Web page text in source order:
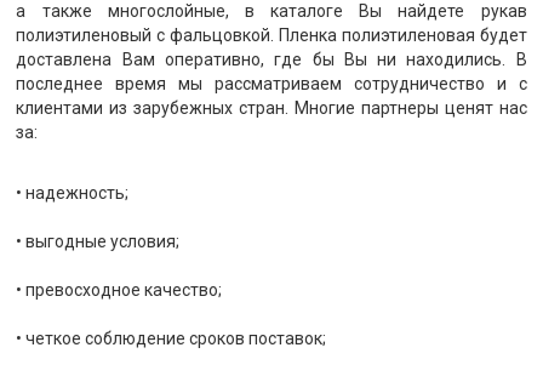
а также многослойные, в каталоге Вы найдете рукав
полиэтиленовый с фальцовкой. Пленка полиэтиленовая будет
доставлена Вам оперативно, где бы Вы ни находились. В
последнее время мы рассматриваем сотрудничество и с
клиентами из зарубежных стран. Многие партнеры ценят нас
за:
• надежность;
• выгодные условия;
• превосходное качество;
• четкое соблюдение сроков поставок;